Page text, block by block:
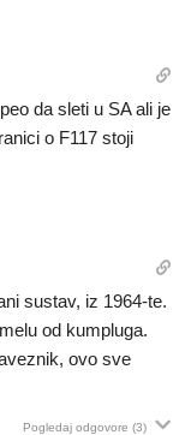
da sleti u SA ali je
o F117 stoji
sustav, iz 1964-te.
od kumpluga.
ovo sve
Pogledaj odgovore (3)